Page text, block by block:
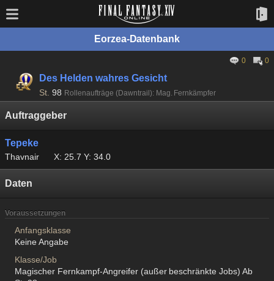
Eorzea-Datenbank
0 0
Des Helden wahres Gesicht
St. 98 Rollenaufträge (Dawntrail): Mag. Fernkämpfer
Auftraggeber
Tepeke
Thavnair X: 25.7 Y: 34.0
Daten
Voraussetzungen
Anfangsklasse
Keine Angabe
Klasse/Job
Magischer Fernkampf-Angreifer (außer beschränkte Jobs) Ab